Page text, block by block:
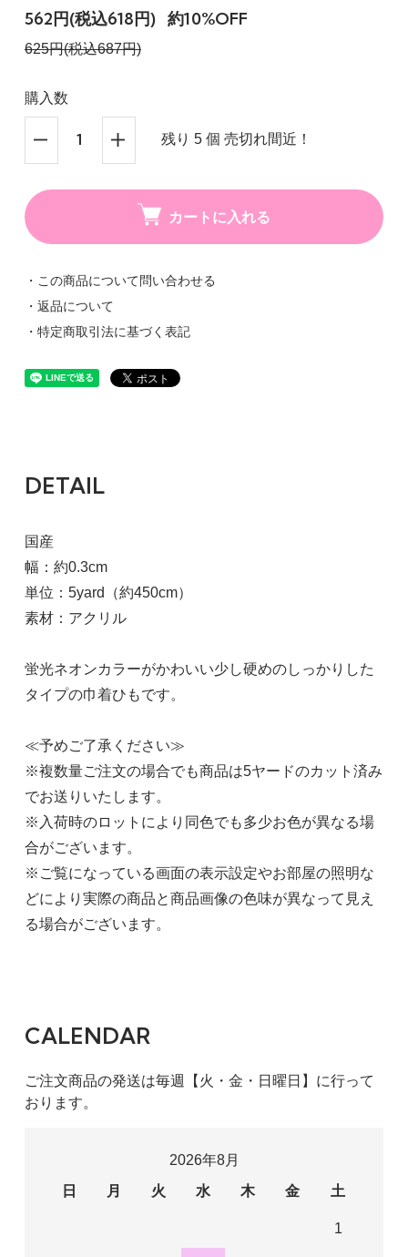
562円(税込618円) 約10%OFF
625円(税込687円)
購入数
残り 5 個 売切れ間近！
カートに入れる
・この商品について問い合わせる
・返品について
・特定商取引法に基づく表記
DETAIL
国産
幅：約0.3cm
単位：5yard（約450cm）
素材：アクリル
蛍光ネオンカラーがかわいい少し硬めのしっかりした
タイプの巾着ひもです。
≪予めご了承ください≫
※複数量ご注文の場合でも商品は5ヤードのカット済み
でお送りいたします。
※入荷時のロットにより同色でも多少お色が異なる場
合がございます。
※ご覧になっている画面の表示設定やお部屋の照明な
どにより実際の商品と商品画像の色味が異なって見え
る場合がございます。
CALENDAR
ご注文商品の発送は毎週【火・金・日曜日】に行って
おります。
2026年8月
日
月 火 水 木 金 土
1